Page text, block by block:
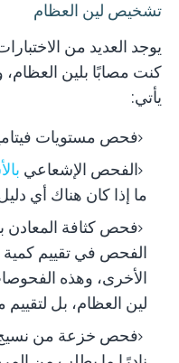
تشخيص لين العظام
يوجد العديد من
كنت مصابًا بلين العظام،
يأتي:
فحص مستويات
الفحص الإشعاعي
ما إذا كان هناك أي
فحص كثافة المعادن
الفحص في تقييم كمية
الأخرى، وهذه
لين العظام، بل
فحص خزعة من نسيج